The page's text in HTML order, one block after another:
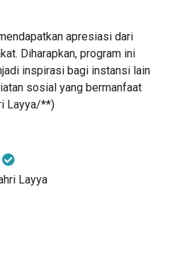
apresiasi dari
Diharapkan, program ini
inspirasi bagi instansi lain
sosial yang bermanfaat
Layya/**)
Layya